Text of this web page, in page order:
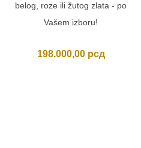
belog, roze ili žutog zlata - po
Vašem izboru!
198.000,00 рсд